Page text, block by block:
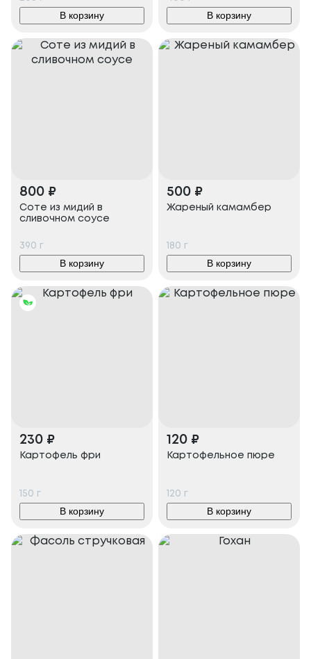
В корзину В корзину
800 ₽
Соте из мидий в
сливочном соусе
390 г
В корзину
500 ₽
Жареный камамбер
180 г
В корзину
230 ₽
Картофель фри
150 г
В корзину
120 ₽
Картофельное пюре
120 г
В корзину